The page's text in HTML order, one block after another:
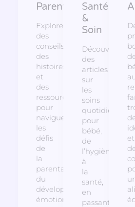
Parentalité
Explorez
des
conseils,
des
histoires
et
des
ressources
pour
naviguer
les
défis
de
la
parentalité,
du
développement
émotionnel
Santé
&
Soin
Découvrez
des
articles
sur
les
soins
quotidiens
pour
bébé,
de
l’hygiène
à
la
santé,
en
passant
et